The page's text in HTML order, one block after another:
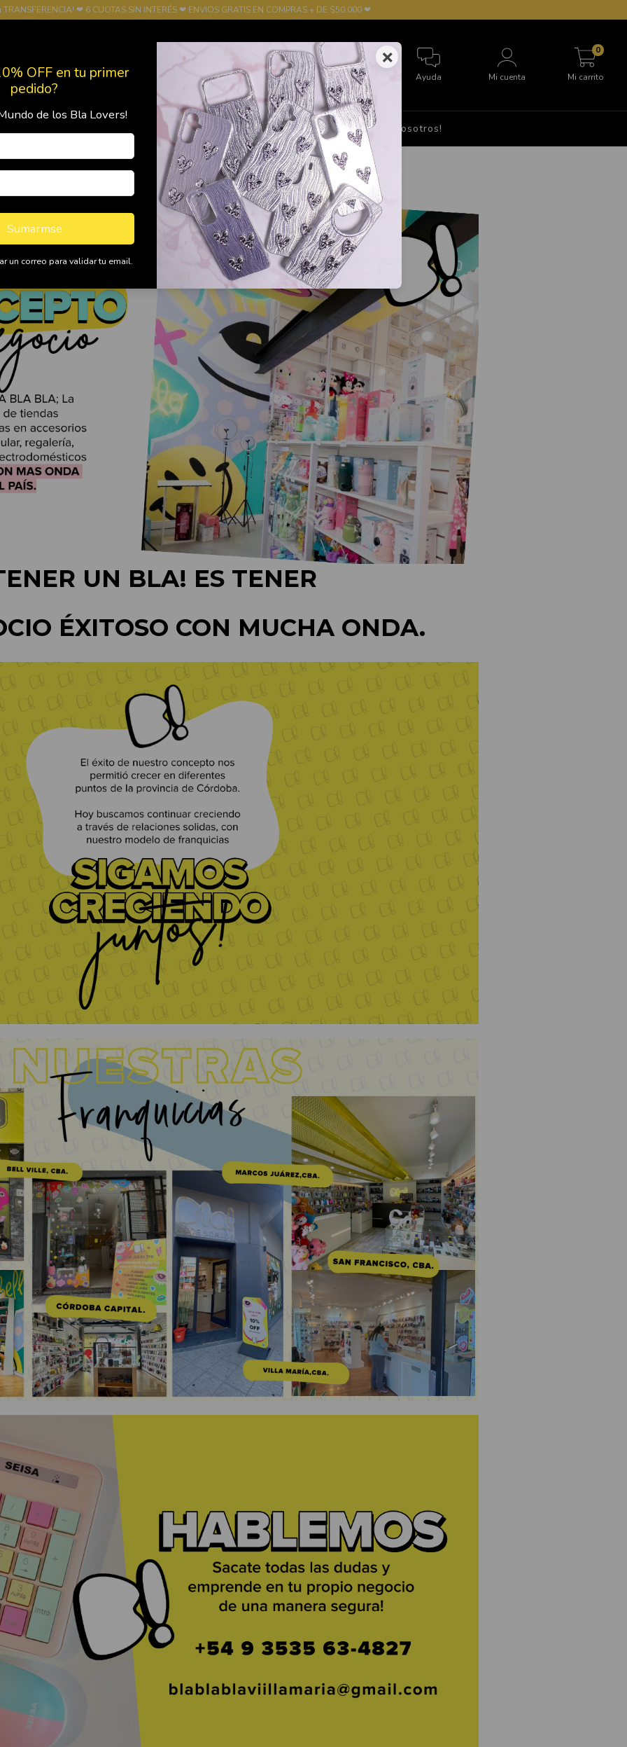
❤ 6 CUOTAS SIN INTERÉS ❤ ENVIOS GRATIS EN COMPRAS + DE $50.000 ❤
Ayuda Mi cuenta Mi carrito
0
Política de Devolución FRANQUICIAS Hablá con nosotros!
próximo Bla puede ser el tuyo!
UN BLA! ES TENER
ÉXITOSO CON MUCHA ONDA.
×
OFF en tu primer
pedido?
de los Bla Lovers!
Sumarmse
un correo para validar tu email.